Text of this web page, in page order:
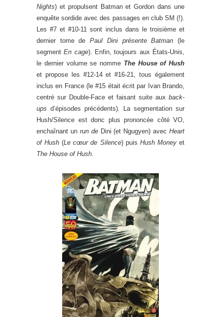
Nights) et propulsent Batman et Gordon dans une
enquête sordide avec des passages en club SM (!).
Les #7 et #10-11 sont inclus dans le troisième et
dernier tome dePaul Dini présente Batman (le
segmentEn cage). Enfin, toujours aux États-Unis,
le dernier volume se nomme The House of Hush
et propose les #12-14 et #16-21, tous également
inclus en France (le #15 était écrit par Ivan Brando,
centré sur Double-Face et faisant suite aux back-
ups d’épisodes précédents). La segmentation sur
Hush/Silence est donc plus prononcée côté VO,
enchaînant un run deDini (et Ngugyen) avec Heart
of Hush (Le cœur de Silence) puis Hush Moneyet
The House of Hush.